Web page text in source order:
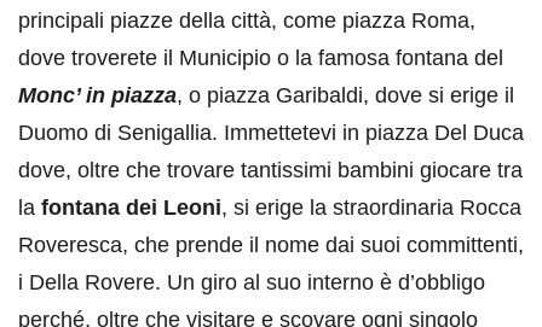
principali piazze della città, come piazza Roma,
dove troverete il Municipio o la famosa fontana del
Monc’ in piazza, o piazza Garibaldi, dove si erige il
Duomo di Senigallia. Immettetevi in piazza Del Duca
dove, oltre che trovare tantissimi bambini giocare tra
la fontana dei Leoni, si erige la straordinaria Rocca
Roveresca, che prende il nome dai suoi committenti,
i Della Rovere. Un giro al suo interno è d’obbligo
perché, oltre che visitare e scovare ogni singolo